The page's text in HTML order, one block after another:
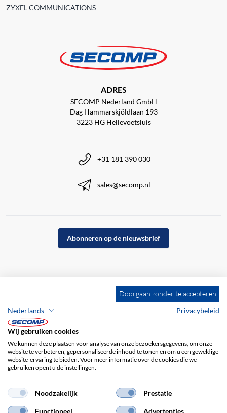
ZYXEL COMMUNICATIONS
ADRES
SECOMP Nederland GmbH
Dag Hammarskjöldlaan 193
3223 HG Hellevoetsluis
+31 181 390 030
sales@secomp.nl
Abonneren op de nieuwsbrief
Bedrijfsgegevens
Privacybeleid
Doorgaan zonder te accepteren
Nederlands
Privacybeleid
Wij gebruiken cookies
We kunnen deze plaatsen voor analyse van onze bezoekersgegevens, om onze
website te verbeteren, gepersonaliseerde inhoud te tonen en om u een geweldige
website-ervaring te bieden. Voor meer informatie over de cookies die we
gebruiken opent u de instellingen.
Noodzakelijk Prestatie
Functioneel Advertenties